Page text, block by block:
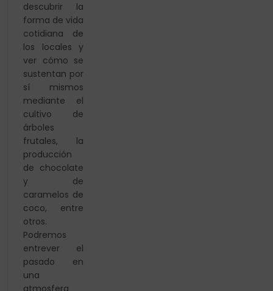
descubrir la
forma de vida
cotidiana de
los locales y
ver cómo se
sustentan por
sí mismos
mediante el
cultivo de
árboles
frutales, la
producción
de chocolate
y de
caramelos de
coco, entre
otros.
Podremos
entrever el
pasado en
una
atmosfera